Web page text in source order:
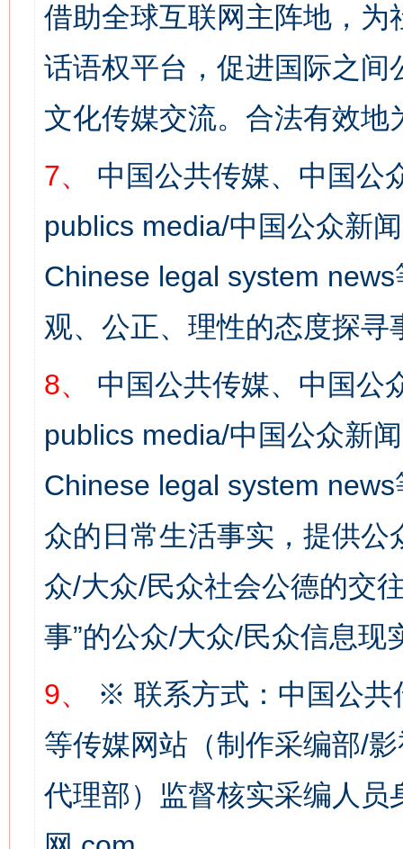
借助全球互联网主阵地，
话语权平台，促进国际之
文化传媒交流。合法有效地
7、
中国公共传媒、中国公
publics media/中国公众新
Chinese legal system
观、公正、理性的态度探寻
8、
中国公共传媒、中国公
publics media/中国公众新
Chinese legal system
众的日常生活事实，提供
众/大众/民众社会公德的交
事”的公众/大众/民众信息现
9、
※ 联系方式：中国公共
等传媒网站（制作采编部/
代理部）监督核实采编人员
网上购药对药下症？
这是一记警钟！ 谢